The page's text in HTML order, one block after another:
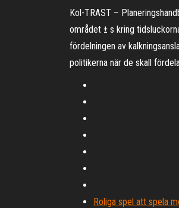
Kol-TRAST –
området ± s kring
fördelningen av
politikerna när de skall
Roliga spel att spela